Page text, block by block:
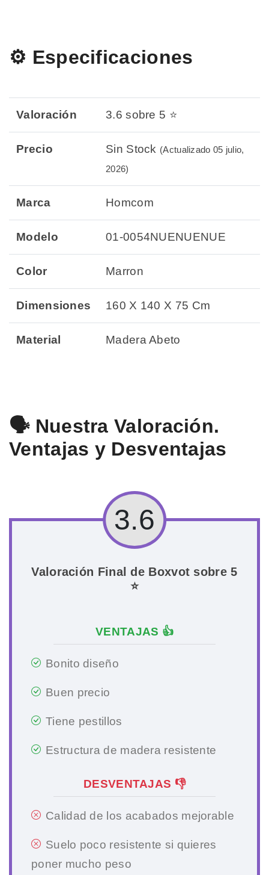
⚙️ Especificaciones
Valoración 3.6 sobre 5 ⭐
Precio Sin Stock (Actualizado 05 julio,
2026)
Marca Homcom
Modelo 01-0054NUENUENUE
Color Marron
Dimensiones 160 X 140 X 75 Cm
Material Madera Abeto
🗣️ Nuestra Valoración.
Ventajas y Desventajas
3.6
Valoración Final de Boxvot sobre 5
⭐
VENTAJAS 👍
Bonito diseño
Buen precio
Tiene pestillos
Estructura de madera resistente
DESVENTAJAS 👎
Calidad de los acabados mejorable
Suelo poco resistente si quieres
poner mucho peso